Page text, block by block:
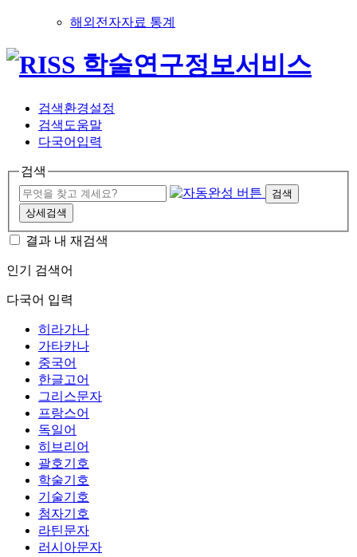
해외전자자료 통계
검색환경설정
검색도움말
다국어입력
검색
검색
상세검색
결과 내 재검색
인기 검색어
다국어 입력
히라가나
가타카나
중국어
한글고어
그리스문자
프랑스어
독일어
히브리어
괄호기호
학술기호
기술기호
첨자기호
라틴문자
러시아문자